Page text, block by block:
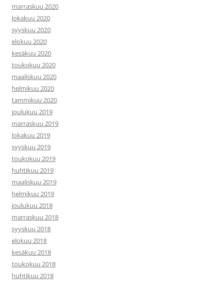
marraskuu 2020
lokakuu 2020
syyskuu 2020
elokuu 2020
kesäkuu 2020
toukokuu 2020
maaliskuu 2020
helmikuu 2020
tammikuu 2020
joulukuu 2019
marraskuu 2019
lokakuu 2019
syyskuu 2019
toukokuu 2019
huhtikuu 2019
maaliskuu 2019
helmikuu 2019
joulukuu 2018
marraskuu 2018
syyskuu 2018
elokuu 2018
kesäkuu 2018
toukokuu 2018
huhtikuu 2018